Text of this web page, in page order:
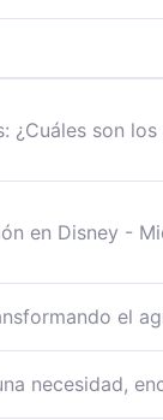
¿Cuáles son
en Disney -
el
necesidad,